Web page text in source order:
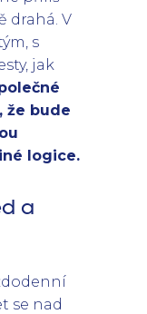
drahá. V
s
jak
že bude
logice.
a
se nad